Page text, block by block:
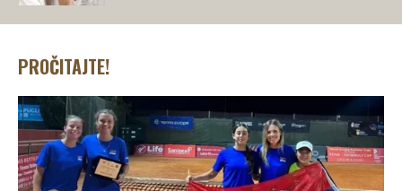
PROČITAJTE!